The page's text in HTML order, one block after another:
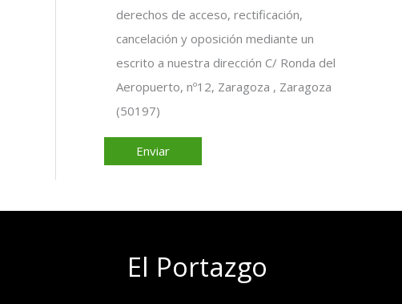
derechos de acceso, rectificación,
cancelación y oposición mediante un
escrito a nuestra dirección C/ Ronda del
Aeropuerto, nº12, Zaragoza , Zaragoza
(50197)
El Portazgo